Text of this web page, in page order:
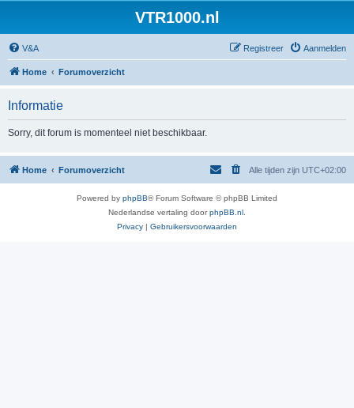
VTR1000.nl
V&A Aanmelden
Registreer
Home Forumoverzicht
Informatie
Sorry, dit forum is momenteel niet beschikbaar.
Home Forumoverzicht Alle tijden zijn UTC+02:00
Powered by phpBB® Forum Software © phpBB Limited
Nederlandse vertaling doorphpBB.nl
Privacy | Gebruikersvoorwaarden